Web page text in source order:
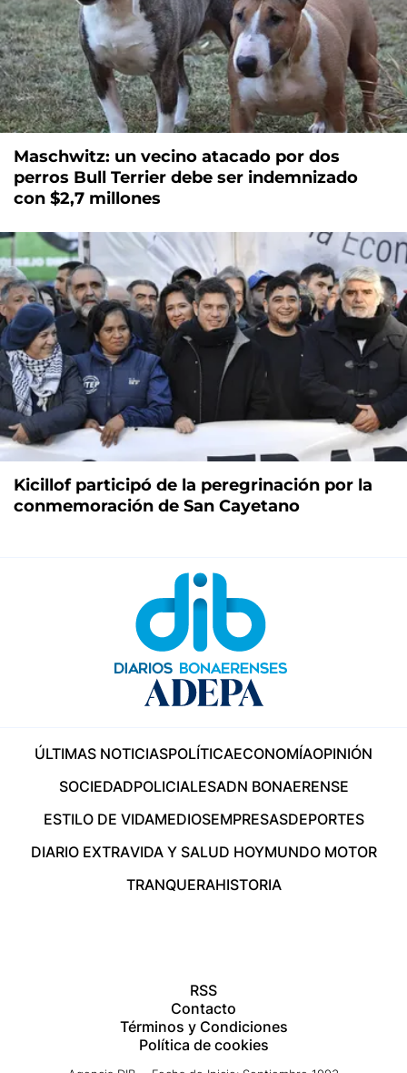
Maschwitz: un vecino atacado por dos
perros Bull Terrier debe ser indemnizado
con $2,7 millones
Kicillof participó de la peregrinación por la
conmemoración de San Cayetano
ÚLTIMAS NOTICIASPOLÍTICAECONOMÍAOPINIÓN
SOCIEDADPOLICIALESADN BONAERENSE
ESTILO DE VIDAMEDIOSEMPRESASDEPORTES
DIARIO EXTRAVIDA Y SALUD HOYMUNDO MOTOR
TRANQUERAHISTORIA
RSS
Contacto
Términos y Condiciones
Política de cookies